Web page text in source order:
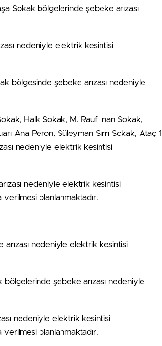
Sokak bölgelerinde şebeke arızası
nedeniyle elektrik kesintisi
bölgesinde şebeke arızası nedeniyle
Halk Sokak, M. Rauf İnan Sokak,
Ana Peron, Süleyman Sırrı Sokak, Ataç 1
nedeniyle elektrik kesintisi
nedeniyle elektrik kesintisi
planlanmaktadır.
nedeniyle elektrik kesintisi
bölgelerinde şebeke arızası nedeniyle
nedeniyle elektrik kesintisi
planlanmaktadır.